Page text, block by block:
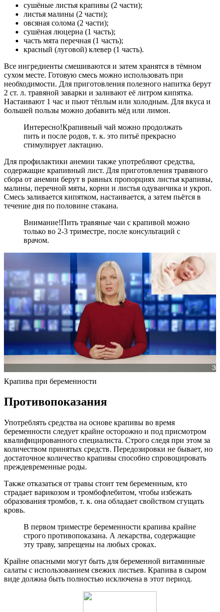
сушёные листья крапивы (2 части);
листья малины (2 части);
овсяная солома (2 части);
сушёная люцерна (1 часть);
часть мята перечная (1 часть);
красный (луговой) клевер (1 часть).
Все ингредиенты смешиваются и затем хранятся в тёмном
сухом месте. Готовую смесь можно использовать при
необходимости. Для приготовления полезного напитка берут
2 ст. л. травяной заварки и заливают её литром кипятка.
Настаивают 1 час и пьют тёплым или холодным. Для вкуса и
большей пользы можно добавить мёд или лимон.
Интересно!Крапивный чай можно продолжать
пить и после родов, т. к. это питьё прекрасно
стимулирует лактацию.
Для профилактики анемии также употребляют средства,
содержащие крапивный лист. Для приготовления травяного
сбора от анемии берут в равных пропорциях листья крапивы,
малины, перечной мяты, корни и листья одуванчика и укроп.
Смесь заливается кипятком, настаивается, а затем пьётся в
течение дня по половине стакана.
Внимание!Пить травяные чаи с крапивой можно
только во 2-3 триместре, после консультаций с
врачом.
Крапива при беременности
Противопоказания
Употреблять средства на основе крапивы во время
беременности следует крайне осторожно и под присмотром
квалифицированного специалиста. Строго следя при этом за
количеством принятых средств. Передозировки не бывает, но
достаточное количество крапивы способно спровоцировать
преждевременные роды.
Также отказаться от травы стоит тем беременным, кто
страдает варикозом и тромбофлебитом, чтобы избежать
образования тромбов, т. к. она обладает свойством сгущать
кровь.
В первом триместре беременности крапива крайне
строго противопоказана. А лекарства, содержащие
эту траву, запрещены на любых сроках.
Крайне опасными могут быть для беременной витаминные
салаты с использованием свежих листьев. Крапива в сыром
виде должна быть полностью исключена в этот период.